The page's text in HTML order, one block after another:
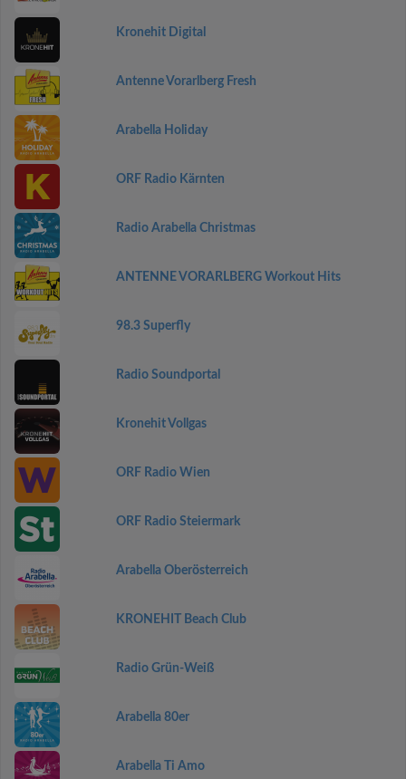
Kronehit Digital
Antenne Vorarlberg Fresh
Arabella Holiday
ORF Radio Kärnten
Radio Arabella Christmas
ANTENNE VORARLBERG Workout Hits
98.3 Superfly
Radio Soundportal
Kronehit Vollgas
ORF Radio Wien
ORF Radio Steiermark
Arabella Oberösterreich
KRONEHIT Beach Club
Radio Grün-Weiß
Arabella 80er
Arabella Ti Amo